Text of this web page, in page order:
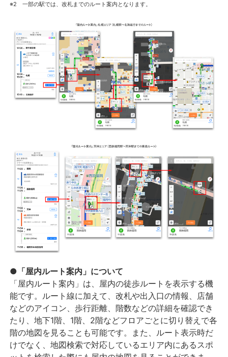
※2 一部の駅では、改札までのルート案内となります。
●「屋内ルート案内」について
「屋内ルート案内」は、屋内の徒歩ルートを表示する機
能です。ルート線に加えて、改札や出入口の情報、店舗
などのアイコン、歩行距離、階数などの詳細を確認でき
たり、地下1階、1階、2階などフロアごとに切り替えで各
階の地図を見ることも可能です。また、ルート表示時だ
けでなく、地図検索で対応しているエリア内にあるスポ